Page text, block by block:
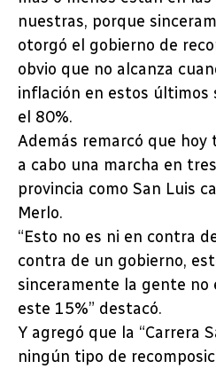
nuestras, porque
otorgó el gobierno de
obvio que no alcanza
inflación en estos últimos
el 80%.
Además remarcó que hoy
a cabo una marcha en
provincia como San Luis
Merlo.
“Esto no es ni en contra
contra de un gobierno,
sinceramente la gente no
este 15%” destacó.
Y agregó que la “Carrera
ningún tipo de